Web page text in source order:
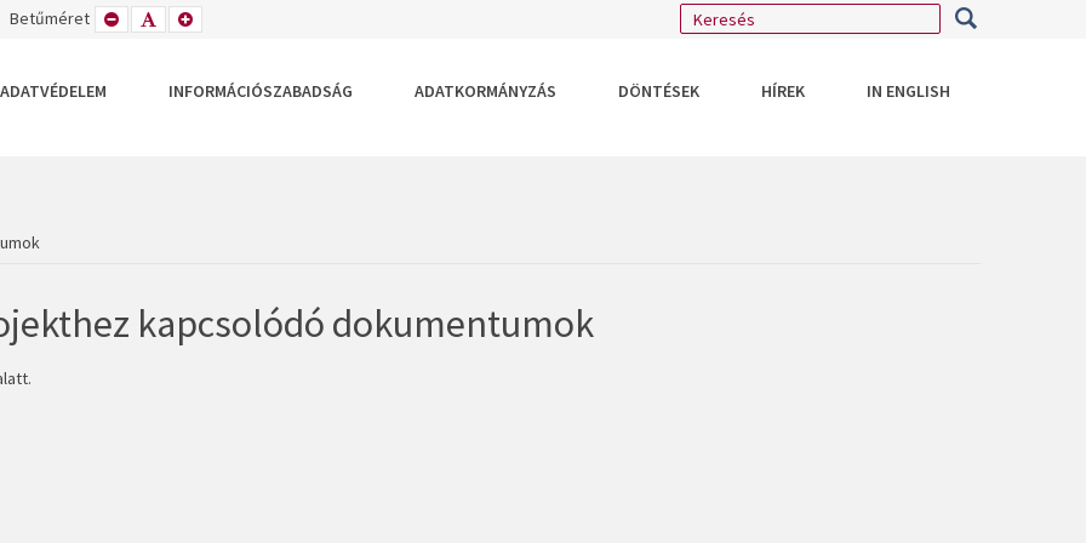
Betűméret KISEBB
BETŰTÍPUS
ALAPÉRTELMEZETT
BETŰMÉRET
NAGYOBB
BETŰMÉRET
ADATVÉDELEM INFORMÁCIÓSZABADSÁG ADATKORMÁNYZÁS DÖNTÉSEK HÍREK IN ENGLISH
kapcsolódó dokumentumok